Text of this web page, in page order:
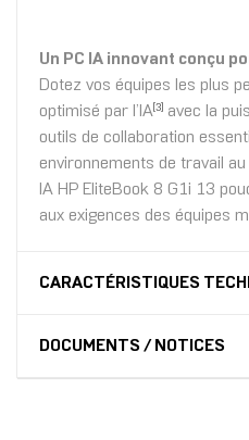
Un PC IA innovant conçu
Dotez vos équipes les plus
optimisé par l’IA [3]
avec la
outils de collaboration
environnements de travail
IA HP EliteBook 8 G1i 13
aux exigences des équipes
CARACTÉRISTIQUES
DOCUMENTS / NOTICES